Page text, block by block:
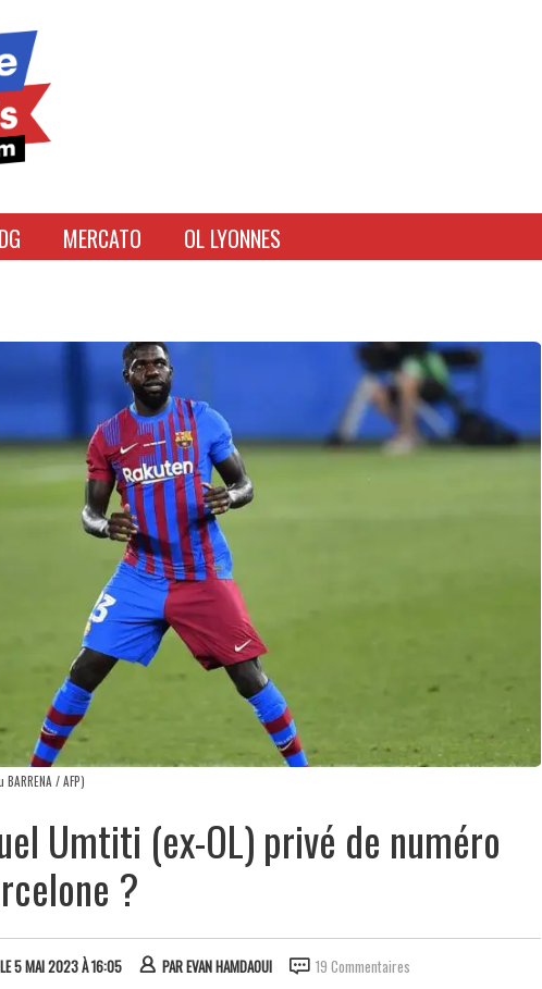
MERCATO OL LYONNES
/ AFP)
Umtiti (ex-OL) privé de numéro
?
5 MAI 2023 À 16:05 PAREVAN HAMDAOUI 19 Commentaires